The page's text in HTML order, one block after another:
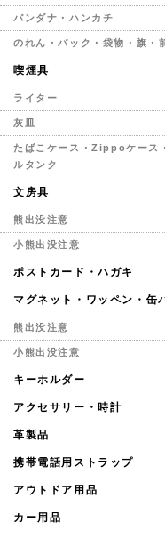
バンダナ・ハンカチ
のれん・バック・袋物・旗・
喫煙具
ライター
灰皿
たばこケース・Zippoケース
ルタンク
文房具
熊出没注意
小熊出没注意
ポストカード・ハガキ
マグネット・ワッペン・缶
熊出没注意
小熊出没注意
キーホルダー
アクセサリー・時計
革製品
携帯電話用ストラップ
アウトドア用品
カー用品